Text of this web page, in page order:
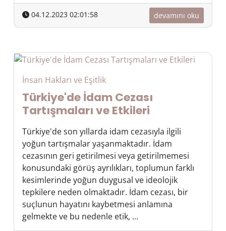
04.12.2023 02:01:58 devamını oku
İnsan Hakları ve Eşitlik
Türkiye'de İdam Cezası
Tartışmaları ve Etkileri
Türkiye'de son yıllarda idam cezasıyla ilgili
yoğun tartışmalar yaşanmaktadır. İdam
cezasının geri getirilmesi veya getirilmemesi
konusundaki görüş ayrılıkları, toplumun farklı
kesimlerinde yoğun duygusal ve ideolojik
tepkilere neden olmaktadır. İdam cezası, bir
suçlunun hayatını kaybetmesi anlamına
gelmekte ve bu nedenle etik, ...